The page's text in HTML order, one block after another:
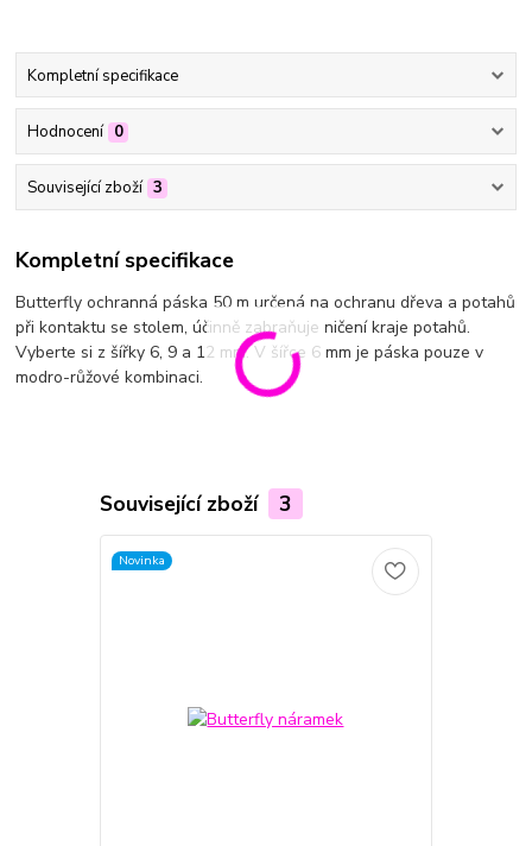
Kompletní specifikace
Hodnocení 0
Související zboží 3
Kompletní specifikace
Butterfly ochranná páska 50 m určená na ochranu dřeva a potahů
při kontaktu se stolem, účinně zabraňuje ničení kraje potahů.
Vyberte si z šířky 6, 9 a 12 mm. V šířce 6 mm je páska pouze v
modro-růžové kombinaci.
Související zboží 3
Novinka